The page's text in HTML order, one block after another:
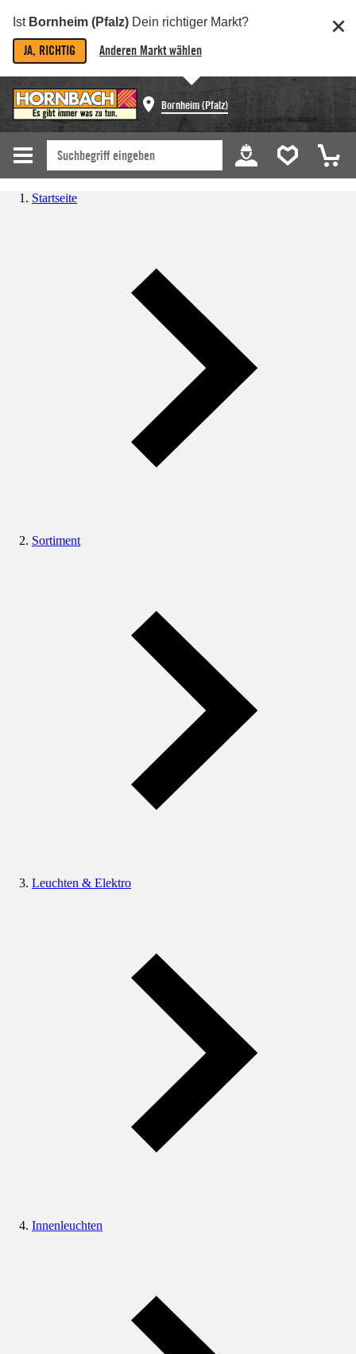
Ist Bornheim (Pfalz) Dein richtiger Markt?
JA, RICHTIG Anderen Markt wählen
Bornheim (Pfalz)
Startseite
Sortiment
Leuchten & Elektro
Innenleuchten